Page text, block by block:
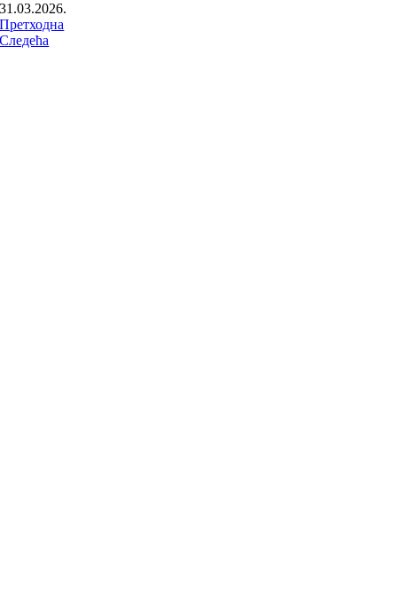
31.03.2026.
Претходна
Следећа